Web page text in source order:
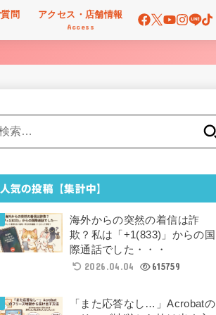
問 アクセス・店舗情報
Access
人気の投稿【集計中】
海外からの突然の着信は詐
欺？私は「+1(833)」からの国
際通話でした・・・
2026.04.04
615759
「また応答なし…」Acrobatの